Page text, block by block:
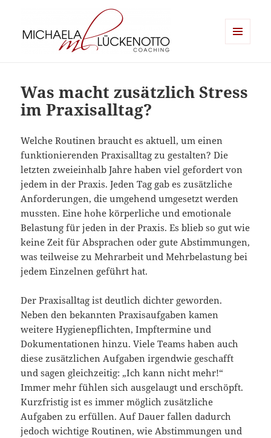
Was macht zusätzlich Stress
im Praxisalltag?
Welche Routinen braucht es aktuell, um einen
funktionierenden Praxisalltag zu gestalten? Die
letzten zweieinhalb Jahre haben viel gefordert von
jedem in der Praxis. Jeden Tag gab es zusätzliche
Anforderungen, die umgehend umgesetzt werden
mussten. Eine hohe körperliche und emotionale
Belastung für jeden in der Praxis. Es blieb so gut wie
keine Zeit für Absprachen oder gute Abstimmungen,
was teilweise zu Mehrarbeit und Mehrbelastung bei
jedem Einzelnen geführt hat.
Der Praxisalltag ist deutlich dichter geworden.
Neben den bekannten Praxisaufgaben kamen
weitere Hygienepflichten, Impftermine und
Dokumentationen hinzu. Viele Teams haben auch
diese zusätzlichen Aufgaben irgendwie geschafft
und sagen gleichzeitig: „Ich kann nicht mehr!“
Immer mehr fühlen sich ausgelaugt und erschöpft.
Kurzfristig ist es immer möglich zusätzliche
Aufgaben zu erfüllen. Auf Dauer fallen dadurch
jedoch wichtige Routinen, wie Abstimmungen und